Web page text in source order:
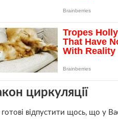
циркуляції
готові відпустити щось, що у